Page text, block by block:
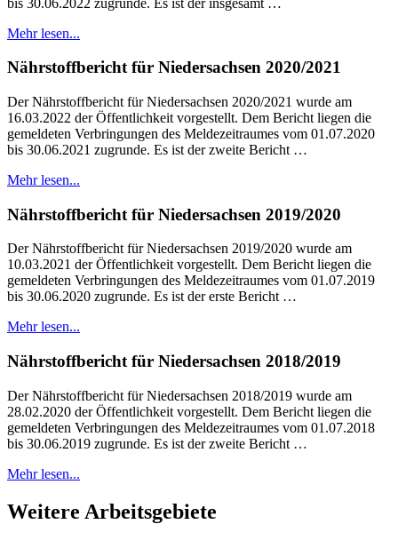
Mehr lesen...
Nährstoffbericht für Niedersachsen 2020/2021
Der Nährstoffbericht für Niedersachsen 2020/2021 wurde am
16.03.2022 der Öffentlichkeit vorgestellt. Dem Bericht liegen die
gemeldeten Verbringungen des Meldezeitraumes vom 01.07.2020
bis 30.06.2021 zugrunde. Es ist der zweite Bericht …
Mehr lesen...
Nährstoffbericht für Niedersachsen 2019/2020
Der Nährstoffbericht für Niedersachsen 2019/2020 wurde am
10.03.2021 der Öffentlichkeit vorgestellt. Dem Bericht liegen die
gemeldeten Verbringungen des Meldezeitraumes vom 01.07.2019
bis 30.06.2020 zugrunde. Es ist der erste Bericht …
Mehr lesen...
Nährstoffbericht für Niedersachsen 2018/2019
Der Nährstoffbericht für Niedersachsen 2018/2019 wurde am
28.02.2020 der Öffentlichkeit vorgestellt. Dem Bericht liegen die
gemeldeten Verbringungen des Meldezeitraumes vom 01.07.2018
bis 30.06.2019 zugrunde. Es ist der zweite Bericht …
Mehr lesen...
Weitere Arbeitsgebiete